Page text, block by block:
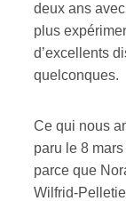
deux ans
plus
d’excellents
quelconques.
Ce qui nous
paru le 8
parce que
Wilfrid-